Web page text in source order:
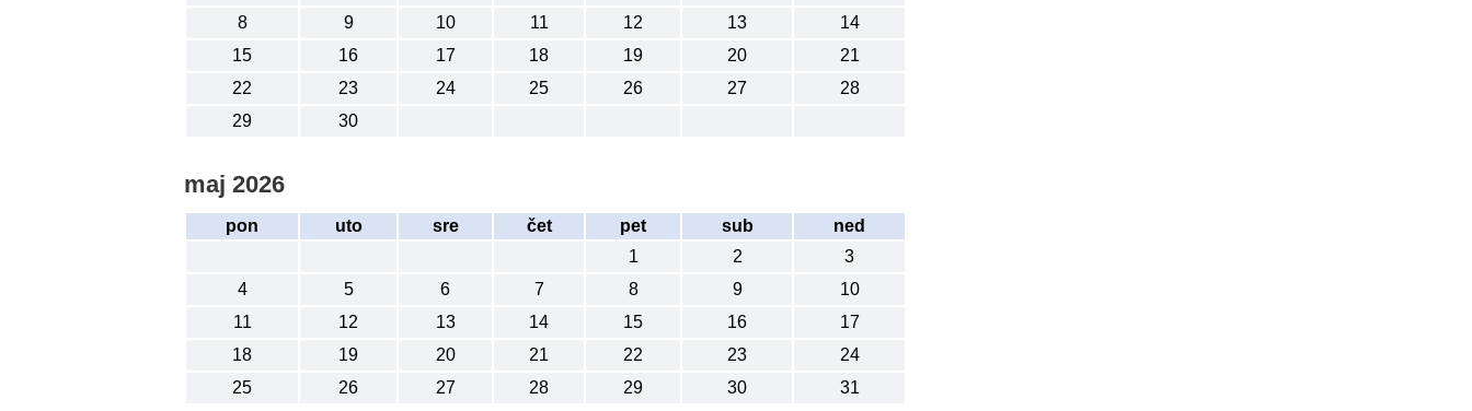
8
9 10 11 12 13
14
15
16 17 18 19 20
21
22
23 24 25 26 27
28
29
30
maj 2026
pon uto sre čet pet sub
ned
1
2
3
4
5 6 7 8 9
10
11
12 13 14 15 16
17
18
19 20 21 22 23
24
25
26 27 28 29 30 31